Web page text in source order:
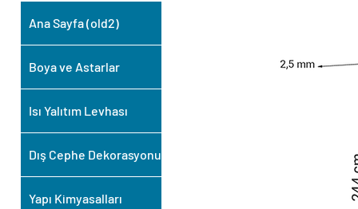
Ana Sayfa (old2)
Boya ve Astarlar
Isı Yalıtım Levhası
Dış Cephe Dekorasyonu
Yapı Kimyasalları